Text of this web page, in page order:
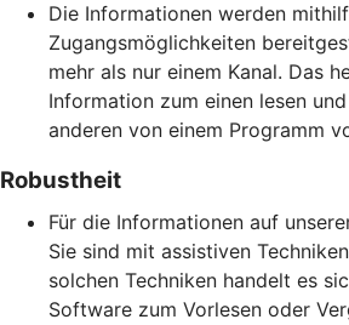
Die Informationen werden
Zugangsmöglichkeiten
mehr als nur einem Kanal. Das
Information zum einen lesen
anderen von einem Programm
Robustheit
Für die Informationen auf
Sie sind mit assistiven
solchen Techniken handelt es
Software zum Vorlesen oder